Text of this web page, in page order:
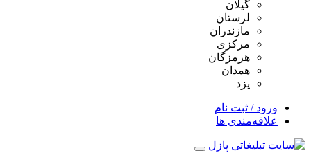
گیلان
لرستان
مازندران
مرکزی
هرمزگان
همدان
یزد
ورود / ثبت نام
علاقه‌مندی ها